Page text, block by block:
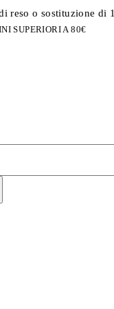
reso o sostituzione di
SUPERIORI A 80€